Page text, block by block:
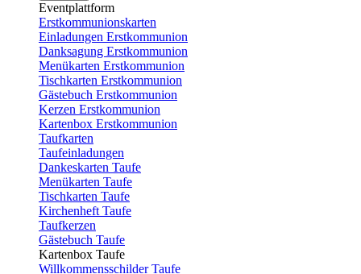
Eventplattform
Erstkommunionskarten
Einladungen Erstkommunion
Danksagung Erstkommunion
Menükarten Erstkommunion
Tischkarten Erstkommunion
Gästebuch Erstkommunion
Kerzen Erstkommunion
Kartenbox Erstkommunion
Taufkarten
Taufeinladungen
Dankeskarten Taufe
Menükarten Taufe
Tischkarten Taufe
Kirchenheft Taufe
Taufkerzen
Gästebuch Taufe
Kartenbox Taufe
Willkommensschilder Taufe